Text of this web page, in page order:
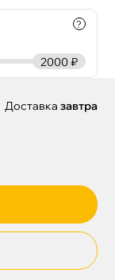
?
2000 ₽
Доставка завтра